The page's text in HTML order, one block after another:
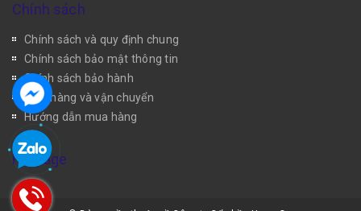
Chính sách
Chính sách và quy định chung
Chính sách bảo mật thông tin
Chính sách bảo hành
Giao hàng và vận chuyển
Hướng dẫn mua hàng
Fanpage